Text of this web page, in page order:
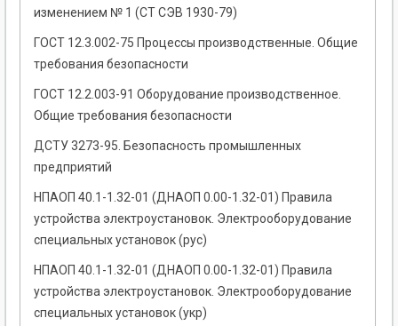
изменением № 1 (СТ СЭВ 1930-79)
ГОСТ 12.3.002-75 Процессы производственные. Общие
требования безопасности
ГОСТ 12.2.003-91 Оборудование производственное.
Общие требования безопасности
ДСТУ 3273-95. Безопасность промышленных
предприятий
НПАОП 40.1-1.32-01 (ДНАОП 0.00-1.32-01) Правила
устройства электроустановок. Электрооборудование
специальных установок (рус)
НПАОП 40.1-1.32-01 (ДНАОП 0.00-1.32-01) Правила
устройства электроустановок. Электрооборудование
специальных установок (укр)